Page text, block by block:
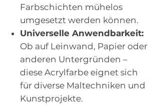
Farbschichten mühelos
umgesetzt werden können.
Universelle Anwendbarkeit:
Ob auf Leinwand, Papier oder
anderen Untergründen –
diese Acrylfarbe eignet sich
für diverse Maltechniken und
Kunstprojekte.